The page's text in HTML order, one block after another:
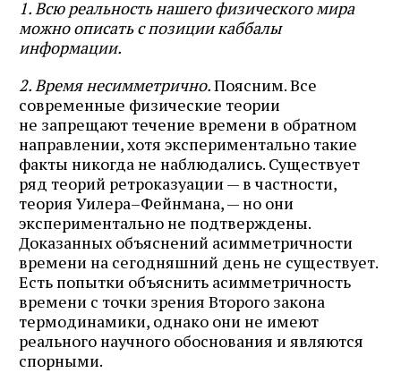
1. Всю реальность нашего физического мира
можно описать с позиции каббалы
информации.
2. Время несимметрично.Поясним. Все
современные физические теории
не запрещают течение времени в обратном
направлении, хотя экспериментально такие
факты никогда не наблюдались. Существует
ряд теорий ретроказуации — в частности,
теория Уилера–Фейнмана, — но они
экспериментально не подтверждены.
Доказанных объяснений асимметричности
времени на сегодняшний день не существует.
Есть попытки объяснить асимметричность
времени с точки зрения Второго закона
термодинамики, однако они не имеют
реального научного обоснования и являются
спорными.